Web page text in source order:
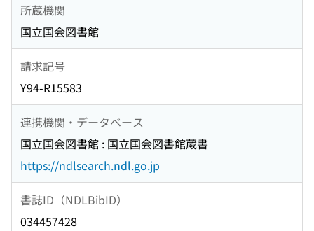
所蔵機関
国立国会図書館
請求記号
Y94-R15583
連携機関・データベース
国立国会図書館 : 国立国会図書館蔵書
https://ndlsearch.ndl.go.jp
書誌ID（NDLBibID）
034457428